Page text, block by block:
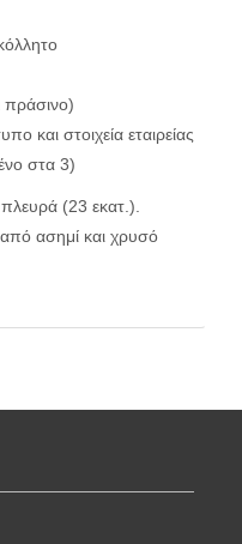
πράσινο)
και στοιχεία εταιρείας
στα 3)
(23 εκατ.).
ασημί και χρυσό